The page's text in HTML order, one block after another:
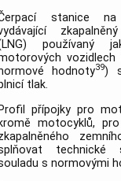
stanice
používaný
vozidlech
hodnoty39)
tlak.
Profil přípojky pro
kromě motocyklů,
technické
s normovými